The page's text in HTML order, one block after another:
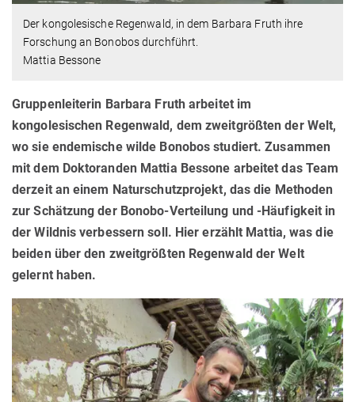
Der kongolesische Regenwald, in dem Barbara Fruth ihre
Forschung an Bonobos durchführt.
Mattia Bessone
Gruppenleiterin Barbara Fruth arbeitet im
kongolesischen Regenwald, dem zweitgrößten der Welt,
wo sie endemische wilde Bonobos studiert. Zusammen
mit dem Doktoranden Mattia Bessone arbeitet das Team
derzeit an einem Naturschutzprojekt, das die Methoden
zur Schätzung der Bonobo-Verteilung und -Häufigkeit in
der Wildnis verbessern soll. Hier erzählt Mattia, was die
beiden über den zweitgrößten Regenwald der Welt
gelernt haben.